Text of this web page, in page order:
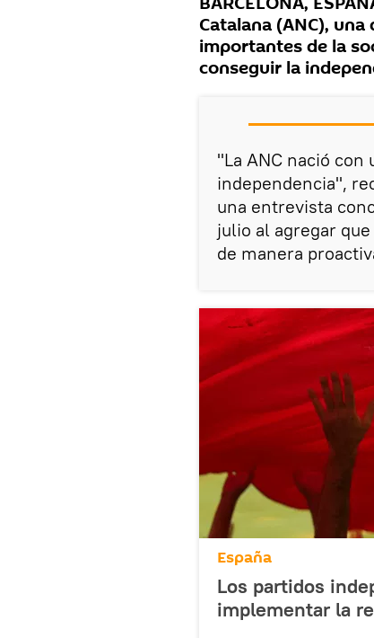
Catalana (ANC),
importantes de la
conseguir la
"La ANC nació
independencia",
una entrevista
julio al agregar
de manera
España
Los partidos
implementar la